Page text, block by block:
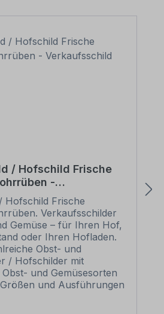
/ Hofschild Frische
-
Hofschild Frische
Verkaufsschilder
Gemüse – für Ihren Hof,
oder Ihren Hofladen.
Obst- und
/ Hofschilder mit
und Gemüsesorten
und Ausführungen